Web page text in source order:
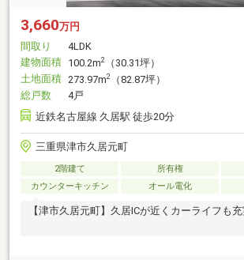
3,660万円
間取り
4LDK
建物面積 100.2m2
（30.31坪）
土地面積 273.97m2
（82.87坪）
総戸数
4戸
近鉄名古屋線 久居駅 徒歩20分
三重県津市久居元町
2階建て 所有権
カウンターキッチン
オール電化
【津市久居元町】久居ICが近くカーライフも